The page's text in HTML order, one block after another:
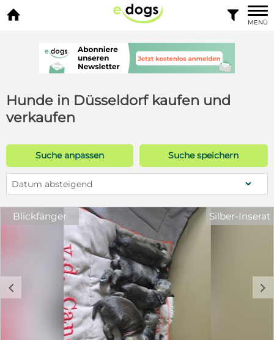
 
MENÜ
Hunde in Düsseldorf kaufen und
verkaufen
Suche anpassen Suche speichern
Datum absteigend
Blickfänger
c d
Silber-Inserat